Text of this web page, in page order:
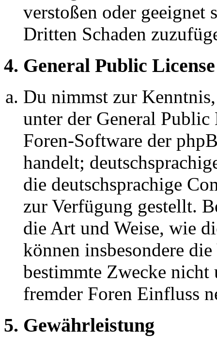
verstoßen oder geeignet
Dritten Schaden
4. General Public License
Du nimmst zur
unter der General
Foren-Software der
handelt;
die deutschsprachige
zur Verfügung gestellt.
die Art und Weise, wie
können insbesondere
bestimmte Zwecke nicht
fremder Foren Einfluss
5. Gewährleistung